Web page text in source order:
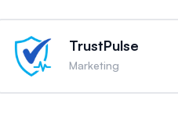
TrustPulse
Marketing